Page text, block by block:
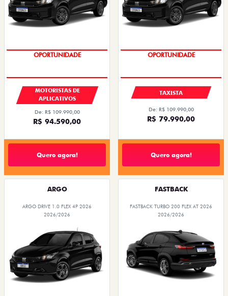
OPORTUNIDADE
MOTORISTAS DE
APLICATIVOS
De: R$ 109.990,00
R$ 94.590,00
Quero agora!
OPORTUNIDADE
TAXISTA
De: R$ 109.990,00
R$ 79.990,00
Quero agora!
ARGO
ARGO DRIVE 1.0 FLEX 4P 2026
2026/2026
FASTBACK
FASTBACK TURBO 200 FLEX AT 2026
2026/2026